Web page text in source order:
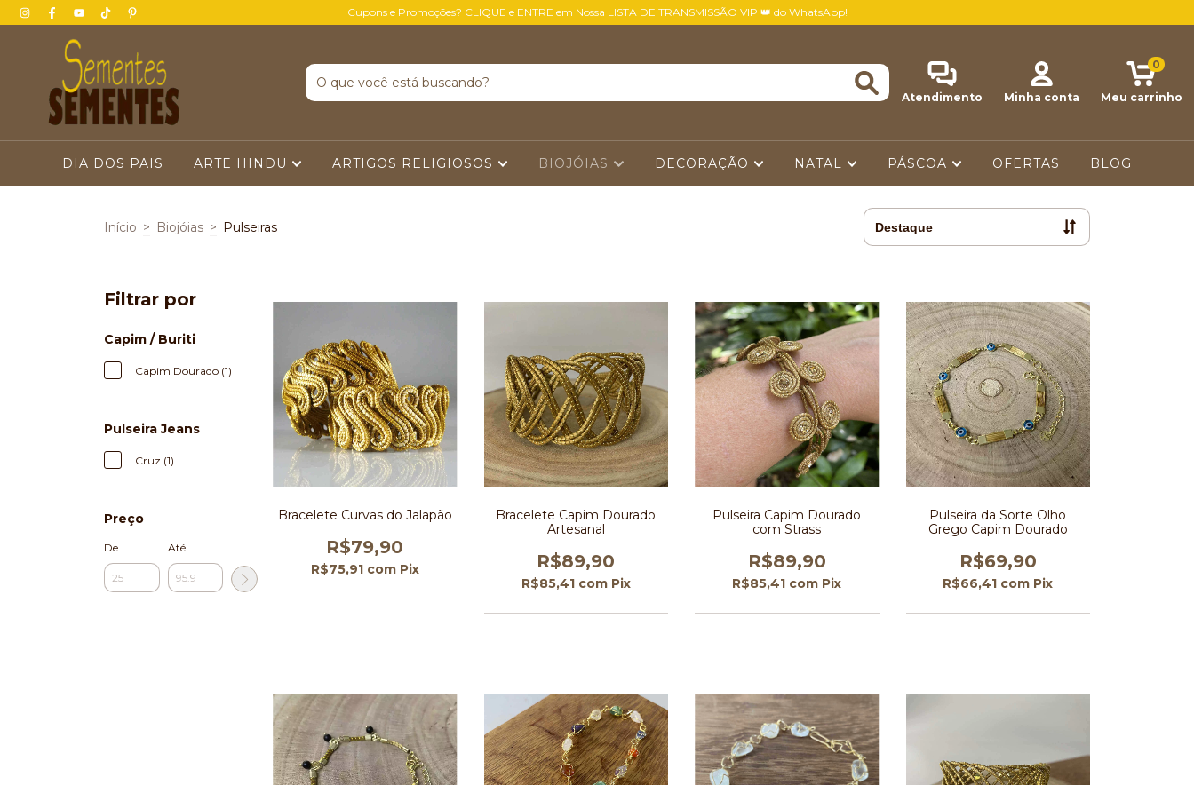
Cupons e Promoções? CLIQUE e ENTRE em Nossa LISTA DE TRANSMISSÃO VIP 👑 do WhatsApp!
Atendimento Minha conta Meu carrinho
0
DIA DOS PAIS ARTE HINDU ARTIGOS RELIGIOSOS BIOJÓIAS DECORAÇÃO NATAL PÁSCOA OFERTAS BLOG
Início > Biojóias > Pulseiras
Filtrar por
Capim / Buriti
Capim Dourado (1)
Pulseira Jeans
Cruz (1)
Preço
De Até
Bracelete Curvas do Jalapão
R$79,90
R$75,91 com Pix
Bracelete Capim Dourado
Artesanal
R$89,90
R$85,41 com Pix
Pulseira Capim Dourado
com Strass
R$89,90
R$85,41 com Pix
Pulseira da Sorte Olho
Grego Capim Dourado
R$69,90
R$66,41 com Pix